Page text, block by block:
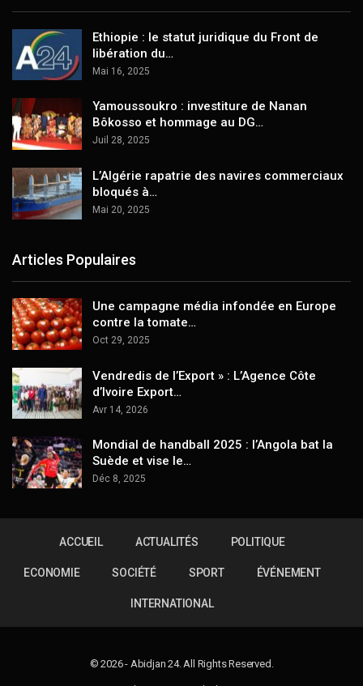
Ethiopie : le statut juridique du Front de
libération du…
Mai 16, 2025
Yamoussoukro : investiture de Nanan
Bôkosso et hommage au DG…
Juil 28, 2025
L’Algérie rapatrie des navires commerciaux
bloqués à…
Mai 20, 2025
Articles Populaires
Une campagne média infondée en Europe
contre la tomate…
Oct 29, 2025
Vendredis de l’Export » : L’Agence Côte
d’Ivoire Export…
Avr 14, 2026
Mondial de handball 2025 : l’Angola bat la
Suède et vise le…
Déc 8, 2025
ACCUEIL ACTUALITÉS POLITIQUE
ECONOMIE SOCIÉTÉ SPORT ÉVÉNEMENT
INTERNATIONAL
© 2026 - Abidjan 24. All Rights Reserved.